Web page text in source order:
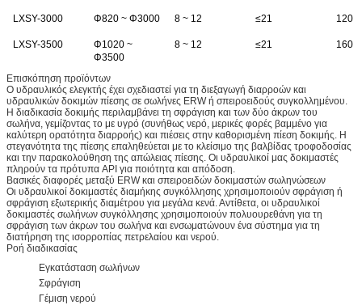
LXSY-3000 Φ820 ~ Φ3000 8 ~ 12 ≤21 120
LXSY-3500
Φ1020 ~
Φ3500
8 ~ 12 ≤21 160
Επισκόπηση προϊόντων
Ο υδραυλικός ελεγκτής έχει σχεδιαστεί για τη διεξαγωγή διαρροών και
υδραυλικών δοκιμών πίεσης σε σωλήνες ERW ή σπειροειδούς συγκολλημένου.
Η διαδικασία δοκιμής περιλαμβάνει τη σφράγιση και των δύο άκρων του
σωλήνα, γεμίζοντας το με υγρό (συνήθως νερό, μερικές φορές βαμμένο για
καλύτερη ορατότητα διαρροής) και πιέσεις στην καθορισμένη πίεση δοκιμής. Η
στεγανότητα της πίεσης επαληθεύεται με το κλείσιμο της βαλβίδας τροφοδοσίας
και την παρακολούθηση της απώλειας πίεσης. Οι υδραυλικοί μας δοκιμαστές
πληρούν τα πρότυπα API για ποιότητα και απόδοση.
Βασικές διαφορές μεταξύ ERW και σπειροειδών δοκιμαστών σωληνώσεων
Οι υδραυλικοί δοκιμαστές διαμήκης συγκόλλησης χρησιμοποιούν σφράγιση ή
σφράγιση εξωτερικής διαμέτρου για μεγάλα κενά. Αντίθετα, οι υδραυλικοί
δοκιμαστές σωλήνων συγκόλλησης χρησιμοποιούν πολυουρεθάνη για τη
σφράγιση των άκρων του σωλήνα και ενσωματώνουν ένα σύστημα για τη
διατήρηση της ισορροπίας πετρελαίου και νερού.
Ροή διαδικασίας
Εγκατάσταση σωλήνων
Σφράγιση
Γέμιση νερού